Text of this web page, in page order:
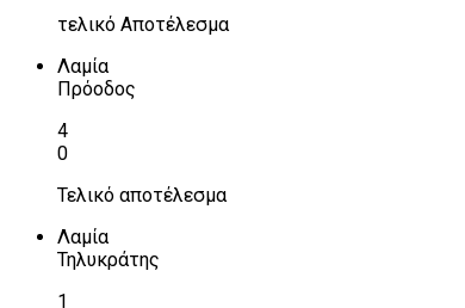
τελικό Αποτέλεσμα
Λαμία
Πρόοδος
4
0
Τελικό αποτέλεσμα
Λαμία
Τηλυκράτης
1